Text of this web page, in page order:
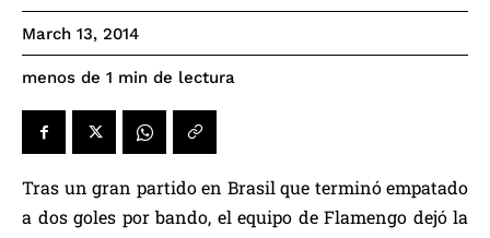
March 13, 2014
menos de 1 min de lectura
Tras un gran partido en Brasil que terminó empatado
a dos goles por bando, el equipo de Flamengo dejó la